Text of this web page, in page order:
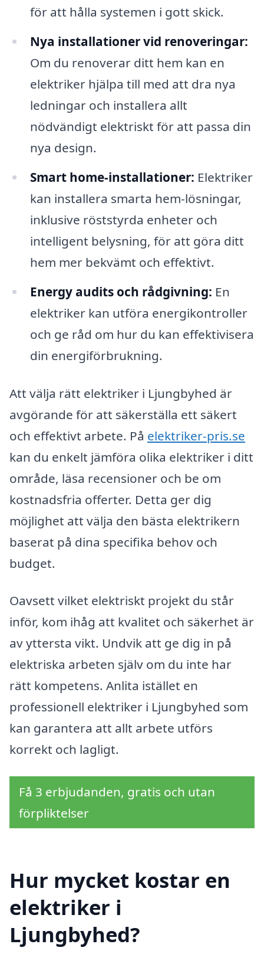
för att hålla systemen i gott skick.
Nya installationer vid renoveringar:
Om du renoverar ditt hem kan en
elektriker hjälpa till med att dra nya
ledningar och installera allt
nödvändigt elektriskt för att passa din
nya design.
Smart home-installationer: Elektriker
kan installera smarta hem-lösningar,
inklusive röststyrda enheter och
intelligent belysning, för att göra ditt
hem mer bekvämt och effektivt.
Energy audits och rådgivning: En
elektriker kan utföra energikontroller
och ge råd om hur du kan effektivisera
din energiförbrukning.
Att välja rätt elektriker i Ljungbyhed är
avgörande för att säkerställa ett säkert
och effektivt arbete. På elektriker-pris.se
kan du enkelt jämföra olika elektriker i ditt
område, läsa recensioner och be om
kostnadsfria offerter. Detta ger dig
möjlighet att välja den bästa elektrikern
baserat på dina specifika behov och
budget.
Oavsett vilket elektriskt projekt du står
inför, kom ihåg att kvalitet och säkerhet är
av yttersta vikt. Undvik att ge dig in på
elektriska arbeten själv om du inte har
rätt kompetens. Anlita istället en
professionell elektriker i Ljungbyhed som
kan garantera att allt arbete utförs
korrekt och lagligt.
Få 3 erbjudanden, gratis och utan
förpliktelser
Hur mycket kostar en
elektriker i
Ljungbyhed?